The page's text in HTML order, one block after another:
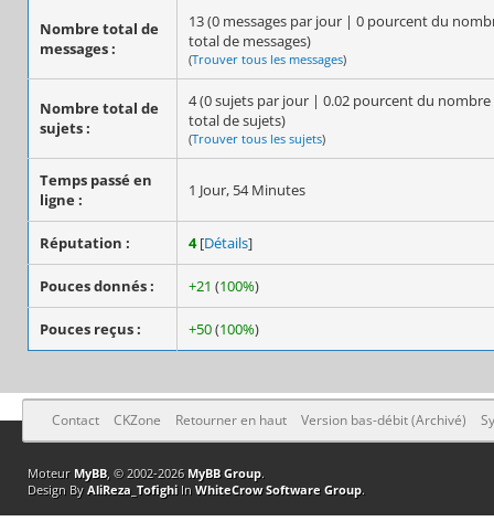
Nombre total de
messages :
13 (0 messages par jour | 0 pourcent du
total de messages)
(Trouver tous les messages)
Nombre total de
sujets :
4 (0 sujets par jour | 0.02 pourcent du nombre
total de sujets)
(Trouver tous les sujets)
Temps passé en
ligne :
1 Jour, 54 Minutes
Réputation : 4 [Détails]
Pouces donnés : +21 (100%)
Pouces reçus : +50(100%)
Contact CKZone Retourner en haut Version bas-débit (Archivé)
Moteur MyBB, © 2002-2026 MyBB Group.
Design By AliReza_TofighiIn WhiteCrow Software Group.